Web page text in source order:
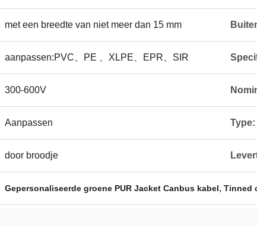
met een breedte van niet meer dan 15 mm
aanpassen:PVC、PE 、XLPE、EPR、SIR
300-600V
Aanpassen Type:
door broodje
Gepersonaliseerde groene PUR Jacket Canbus kabel, Tinned